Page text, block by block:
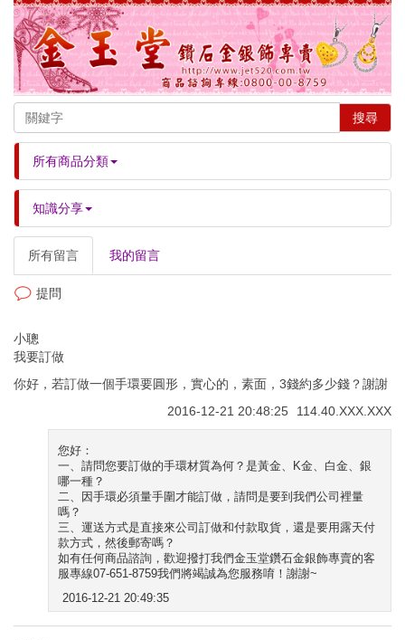
搜尋
所有商品分類
知識分享
所有留言 我的留言
提問
小聰
我要訂做
你好，若訂做一個手環要圓形，實心的，素面，3錢約多少錢？謝謝
2016-12-21 20:48:25
114.40.XXX.XXX
您好：
一、請問您要訂做的手環材質為何？是黃金、K金、白金、銀
哪一種？
二、因手環必須量手圍才能訂做，請問是要到我們公司裡量
嗎？
三、運送方式是直接來公司訂做和付款取貨，還是要用露天付
款方式，然後郵寄嗎？
如有任何商品諮詢，歡迎撥打我們金玉堂鑽石金銀飾專賣的客
服專線07-651-8759我們將竭誠為您服務唷！謝謝~
2016-12-21 20:49:35